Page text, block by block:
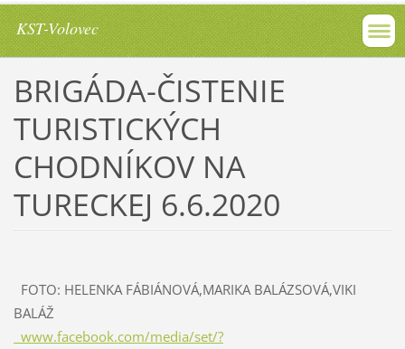
KST-Volovec
BRIGÁDA-ČISTENIE
TURISTICKÝCH
CHODNÍKOV NA
TURECKEJ 6.6.2020
FOTO: HELENKA FÁBIÁNOVÁ,MARIKA BALÁZSOVÁ,VIKI
BALÁŽ
www.facebook.com/media/set/?